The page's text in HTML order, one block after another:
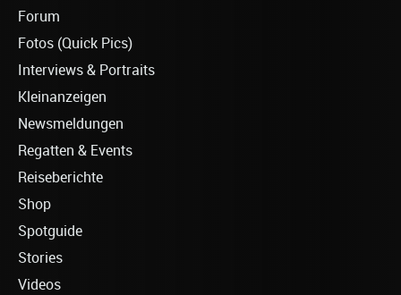
Forum
Fotos (Quick Pics)
Interviews & Portraits
Kleinanzeigen
Newsmeldungen
Regatten & Events
Reiseberichte
Shop
Spotguide
Stories
Videos